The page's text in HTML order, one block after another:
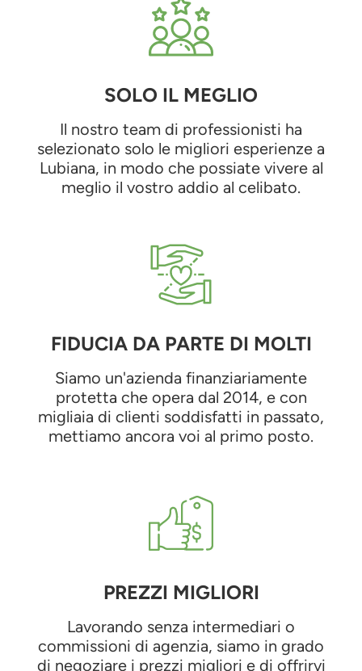
SOLO IL MEGLIO
Il nostro team di professionisti ha
selezionato solo le migliori esperienze a
Lubiana, in modo che possiate vivere al
meglio il vostro addio al celibato.
FIDUCIA DA PARTE DI MOLTI
Siamo un'azienda finanziariamente
protetta che opera dal 2014, e con
migliaia di clienti soddisfatti in passato,
mettiamo ancora voi al primo posto.
PREZZI MIGLIORI
Lavorando senza intermediari o
commissioni di agenzia, siamo in grado
di negoziare i prezzi migliori e di offrirvi